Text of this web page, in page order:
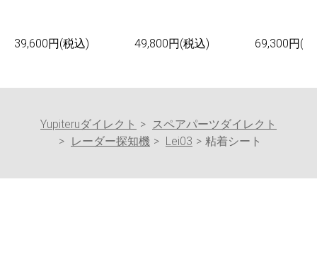
39,600円(税込) 49,800円(税込) 69,300円(
Yupiteruダイレクト
スペアパーツダイレクト
レーダー探知機
Lei03 粘着シート